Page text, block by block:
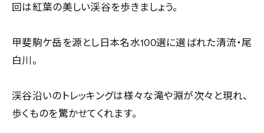
回は紅葉の美しい渓谷を歩きましょう。
甲斐駒ケ岳を源とし日本名水100選に選ばれた清流・尾
白川。
渓谷沿いのトレッキングは様々な滝や淵が次々と現れ、
歩くものを驚かせてくれます。